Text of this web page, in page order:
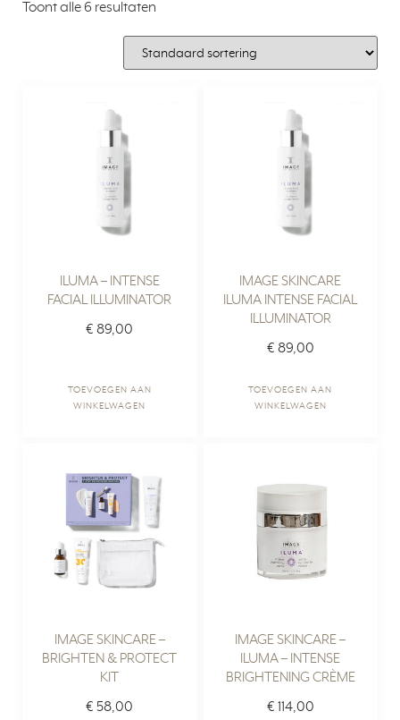
Toont alle 6 resultaten
ILUMA – INTENSE
FACIAL ILLUMINATOR
€ 89,00
TOEVOEGEN AAN
WINKELWAGEN
IMAGE SKINCARE
ILUMA INTENSE FACIAL
ILLUMINATOR
€ 89,00
TOEVOEGEN AAN
WINKELWAGEN
IMAGE SKINCARE –
BRIGHTEN & PROTECT
KIT
€ 58,00
IMAGE SKINCARE –
ILUMA – INTENSE
BRIGHTENING CRÈME
€ 114,00